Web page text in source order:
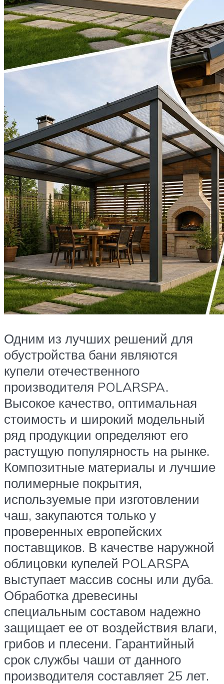
Одним из лучших решений для
обустройства бани являются
купели отечественного
производителя POLARSPA.
Высокое качество, оптимальная
стоимость и широкий модельный
ряд продукции определяют его
растущую популярность на рынке.
Композитные материалы и лучшие
полимерные покрытия,
используемые при изготовлении
чаш, закупаются только у
проверенных европейских
поставщиков. В качестве наружной
облицовки купелей POLARSPA
выступает массив сосны или дуба.
Обработка древесины
специальным составом надежно
защищает ее от воздействия влаги,
грибов и плесени. Гарантийный
срок службы чаши от данного
производителя составляет 25 лет.